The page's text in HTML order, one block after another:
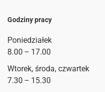
Godziny pracy
Poniedziałek
8.00 – 17.00
Wtorek, środa, czwartek
7.30 – 15.30